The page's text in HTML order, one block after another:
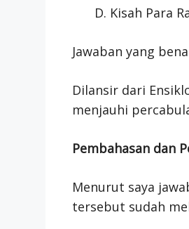
Kisah Para
Jawaban yang
Dilansir dari
menjauhi
Pembahasan dan
Menurut saya
tersebut sudah